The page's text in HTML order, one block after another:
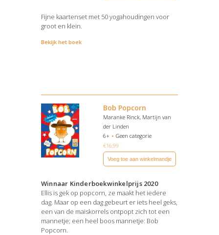
Fijne kaartenset met 50 yogahoudingen voor
groot en klein.
Bekijk het boek
Bob Popcorn
Maranke Rinck, Martijn van
der Linden
6+
Geen categorie
€16,99
Voeg toe aan winkelmandje
Winnaar Kinderboekwinkelprijs 2020
Ellis is gek op popcorn, ze maakt het iedere
dag. Maar op een dag gebeurt er iets heel geks,
een van de maiskorrels ontpopt zich tot een
mannetje; een heel boos mannetje: Bob
Popcorn.